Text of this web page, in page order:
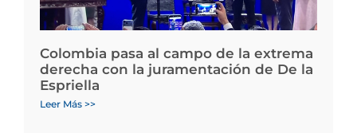
Colombia pasa al campo de la extrema
derecha con la juramentación de De la
Espriella
Leer Más >>